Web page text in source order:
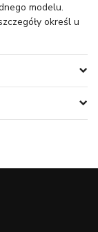
modelu.
określ u